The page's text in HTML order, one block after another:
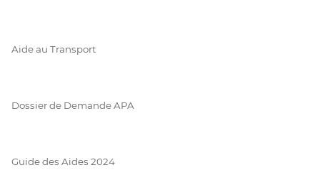
Aide au Transport
Dossier de Demande APA
Guide des Aides 2024